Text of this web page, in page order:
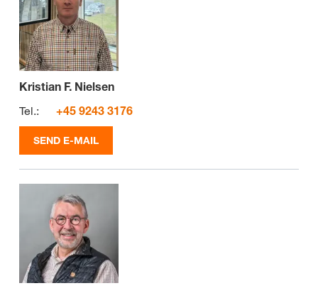
Kristian F. Nielsen
Tel.:
+45 9243 3176
SEND E-MAIL